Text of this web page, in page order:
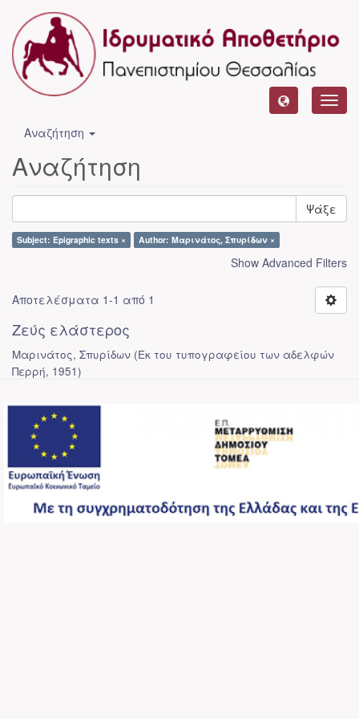
Αναζήτηση
Αναζήτηση
Ψάξε
Subject: Epigraphic texts × Author: Μαρινάτος, Σπυρίδων ×
Show Advanced Filters
Αποτελέσματα 1-1 από 1
Ζεύς ελάστερος
Μαρινάτος, Σπυρίδων (Εκ του τυπογραφείου των αδελφών
Περρή, 1951)